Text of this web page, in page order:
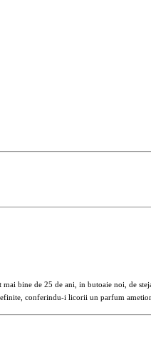
bine de 25 de ani, in butoaie noi, de
conferindu-i licorii un parfum